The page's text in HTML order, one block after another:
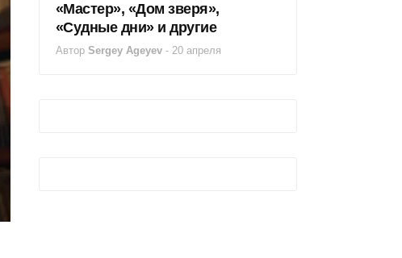
«Мастер», «Дом зверя»,
«Судные дни» и другие
Автор Sergey Ageyev - 20 апреля